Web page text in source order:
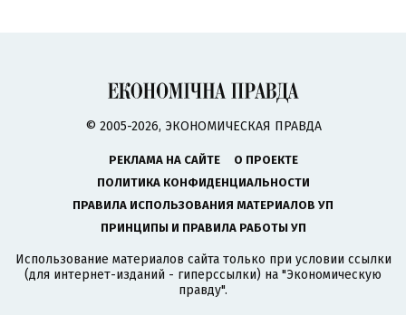
© 2005-2026, ЭКОНОМИЧЕСКАЯ ПРАВДА
РЕКЛАМА НА САЙТЕ
О ПРОЕКТЕ
ПОЛИТИКА КОНФИДЕНЦИАЛЬНОСТИ
ПРАВИЛА ИСПОЛЬЗОВАНИЯ МАТЕРИАЛОВ УП
ПРИНЦИПЫ И ПРАВИЛА РАБОТЫ УП
Использование материалов сайта только при условии ссылки
(для интернет-изданий - гиперссылки) на "Экономическую
правду".